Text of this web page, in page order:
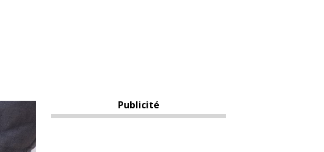
Publicité